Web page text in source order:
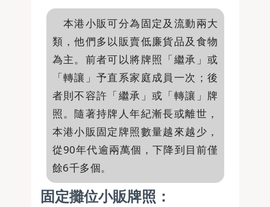
本港小販可分為固定及流動兩大
類，他們多以販賣低廉貨品及食物
為主。前者可以將牌照「繼承」或
「轉讓」予直系家庭成員一次；後
者則不容許「繼承」或「轉讓」牌
照。隨著持牌人年紀漸長或離世，
本港小販固定牌照數量越來越少，
從90年代逾兩萬個，下降到目前僅
餘6千多個。
固定攤位小販牌照：